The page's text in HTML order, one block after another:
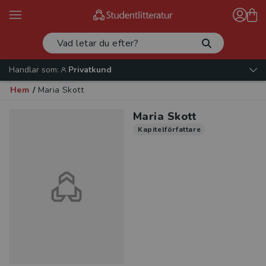
Handlar som:
Privatkund
Hem / Maria Skott
Maria Skott
Kapitelförfattare